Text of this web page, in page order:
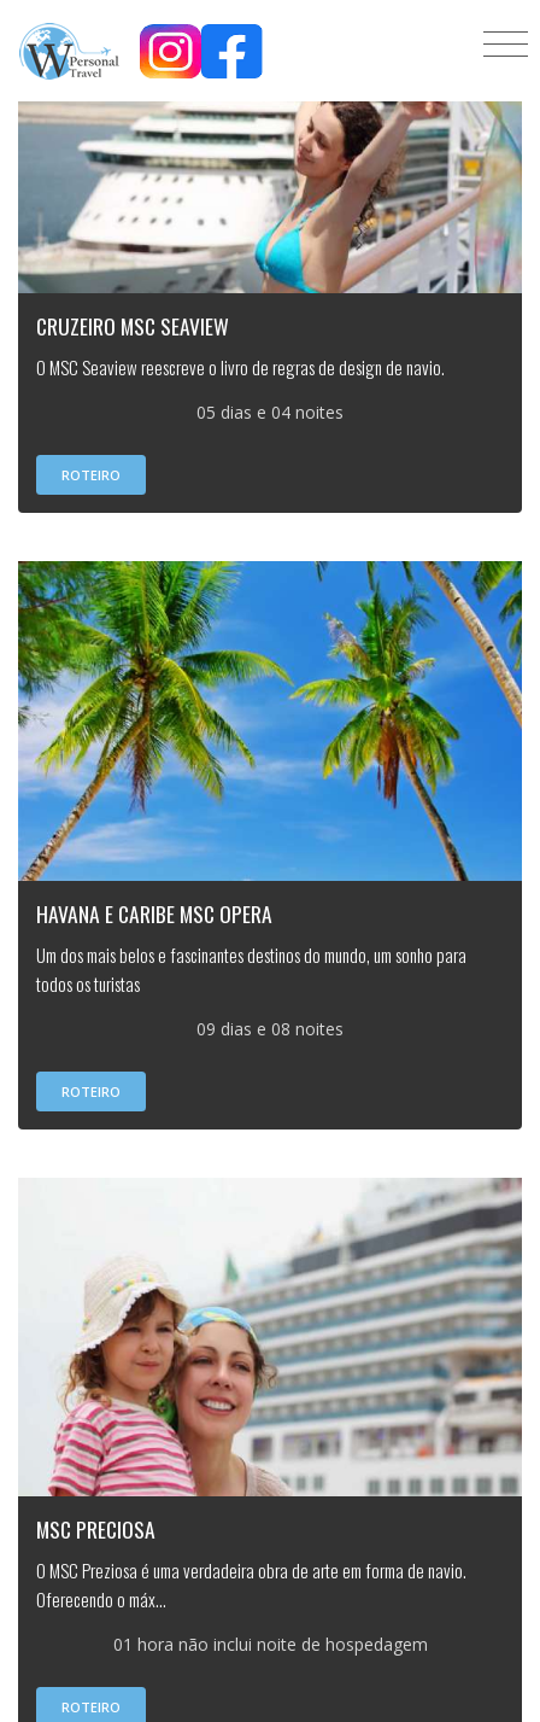
CRUZEIRO MSC SEAVIEW
O MSC Seaview reescreve o livro de regras de design de navio.
05 dias e 04 noites
ROTEIRO
HAVANA E CARIBE MSC OPERA
Um dos mais belos e fascinantes destinos do mundo, um sonho para
todos os turistas
09 dias e 08 noites
ROTEIRO
MSC PRECIOSA
O MSC Preziosa é uma verdadeira obra de arte em forma de navio.
Oferecendo o máx...
01 hora não inclui noite de hospedagem
ROTEIRO